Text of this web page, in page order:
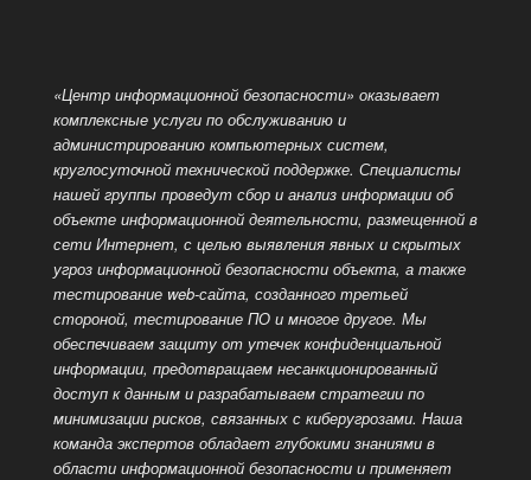
«Центр информационной безопасности» оказывает
комплексные услуги по обслуживанию и
администрированию компьютерных систем,
круглосуточной технической поддержке. Специалисты
нашей группы проведут сбор и анализ информации об
объекте информационной деятельности, размещенной в
сети Интернет, с целью выявления явных и скрытых
угроз информационной безопасности объекта, а также
тестирование web-сайта, созданного третьей
стороной, тестирование ПО и многое другое. Мы
обеспечиваем защиту от утечек конфиденциальной
информации, предотвращаем несанкционированный
доступ к данным и разрабатываем стратегии по
минимизации рисков, связанных с киберугрозами. Наша
команда экспертов обладает глубокими знаниями в
области информационной безопасности и применяет